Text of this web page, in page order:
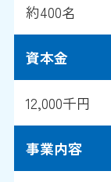
約400名
資本金
12,000千円
事業内容